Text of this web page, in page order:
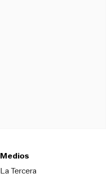
Medios
La TerceraOpens in new